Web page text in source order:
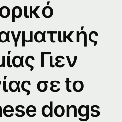
Γιεν
σε to
dongs